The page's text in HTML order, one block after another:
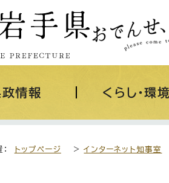
政情報 くらし・環境
： トップページ >インターネット知事室